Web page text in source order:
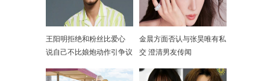
王阳明拒绝和粉丝比爱心
说自己不比娘炮动作引争议
金晨方面否认与张昊唯有私
交 澄清男友传闻